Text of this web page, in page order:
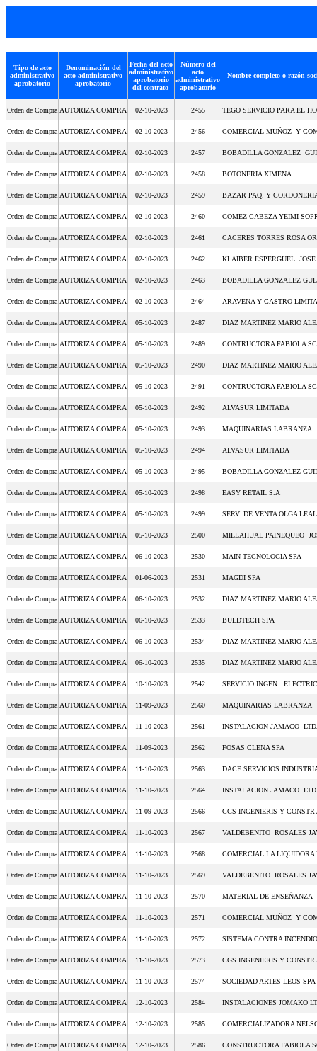
Tipo de acto
administrativo
aprobatorio
Denominación del
acto administrativo
aprobatorio
Fecha del acto
administrativo
aprobatorio
del contrato
Número del
acto
administrativo
aprobatorio
Nombre completo o razón
Orden de Compra AUTORIZA COMPRA 02-10-2023 2455 TEGO SERVICIO PARA EL
Orden de Compra AUTORIZA COMPRA 02-10-2023 2456 COMERCIAL MUÑOZ Y
Orden de Compra AUTORIZA COMPRA 02-10-2023 2457 BOBADILLA GONZALEZ
Orden de Compra AUTORIZA COMPRA 02-10-2023 2458 BOTONERIA XIMENA
Orden de Compra AUTORIZA COMPRA 02-10-2023 2459 BAZAR PAQ. Y
Orden de Compra AUTORIZA COMPRA 02-10-2023 2460 GOMEZ CABEZA YEIMI
Orden de Compra AUTORIZA COMPRA 02-10-2023 2461 CACERES TORRES ROSA
Orden de Compra AUTORIZA COMPRA 02-10-2023 2462 KLAIBER ESPERGUEL
Orden de Compra AUTORIZA COMPRA 02-10-2023 2463 BOBADILLA GONZALEZ
Orden de Compra AUTORIZA COMPRA 02-10-2023 2464 ARAVENA Y CASTRO
Orden de Compra AUTORIZA COMPRA 05-10-2023 2487 DIAZ MARTINEZ MARIO
Orden de Compra AUTORIZA COMPRA 05-10-2023 2489 CONTRUCTORA FABIOLA
Orden de Compra AUTORIZA COMPRA 05-10-2023 2490 DIAZ MARTINEZ MARIO
Orden de Compra AUTORIZA COMPRA 05-10-2023 2491 CONTRUCTORA FABIOLA
Orden de Compra AUTORIZA COMPRA 05-10-2023 2492 ALVASUR LIMITADA
Orden de Compra AUTORIZA COMPRA 05-10-2023 2493 MAQUINARIAS LABRANZA
Orden de Compra AUTORIZA COMPRA 05-10-2023 2494 ALVASUR LIMITADA
Orden de Compra AUTORIZA COMPRA 05-10-2023 2495 BOBADILLA GONZALEZ
Orden de Compra AUTORIZA COMPRA 05-10-2023 2498 EASY RETAIL S.A
Orden de Compra AUTORIZA COMPRA 05-10-2023 2499 SERV. DE VENTA OLGA
Orden de Compra AUTORIZA COMPRA 05-10-2023 2500 MILLAHUAL PAINEQUEO
Orden de Compra AUTORIZA COMPRA 06-10-2023 2530 MAIN TECNOLOGIA SPA
Orden de Compra AUTORIZA COMPRA 01-06-2023 2531 MAGDI SPA
Orden de Compra AUTORIZA COMPRA 06-10-2023 2532 DIAZ MARTINEZ MARIO
Orden de Compra AUTORIZA COMPRA 06-10-2023 2533 BULDTECH SPA
Orden de Compra AUTORIZA COMPRA 06-10-2023 2534 DIAZ MARTINEZ MARIO
Orden de Compra AUTORIZA COMPRA 06-10-2023 2535 DIAZ MARTINEZ MARIO
Orden de Compra AUTORIZA COMPRA 10-10-2023 2542 SERVICIO INGEN.
Orden de Compra AUTORIZA COMPRA 11-09-2023 2560 MAQUINARIAS LABRANZA
Orden de Compra AUTORIZA COMPRA 11-10-2023 2561 INSTALACION JAMACO
Orden de Compra AUTORIZA COMPRA 11-09-2023 2562 FOSAS CLENA SPA
Orden de Compra AUTORIZA COMPRA 11-10-2023 2563 DACE SERVICIOS
Orden de Compra AUTORIZA COMPRA 11-10-2023 2564 INSTALACION JAMACO
Orden de Compra AUTORIZA COMPRA 11-09-2023 2566 CGS INGENIERIS Y
Orden de Compra AUTORIZA COMPRA 11-10-2023 2567 VALDEBENITO ROSALES
Orden de Compra AUTORIZA COMPRA 11-10-2023 2568 COMERCIAL LA LIQUIDORA
Orden de Compra AUTORIZA COMPRA 11-10-2023 2569 VALDEBENITO ROSALES
Orden de Compra AUTORIZA COMPRA 11-10-2023 2570 MATERIAL DE ENSEÑANZA
Orden de Compra AUTORIZA COMPRA 11-10-2023 2571 COMERCIAL MUÑOZ Y
Orden de Compra AUTORIZA COMPRA 11-10-2023 2572 SISTEMA CONTRA
Orden de Compra AUTORIZA COMPRA 11-10-2023 2573 CGS INGENIERIS Y
Orden de Compra AUTORIZA COMPRA 11-10-2023 2574 SOCIEDAD ARTES LEOS SPA
Orden de Compra AUTORIZA COMPRA 12-10-2023 2584 INSTALACIONES JOMAKO
Orden de Compra AUTORIZA COMPRA 12-10-2023 2585 COMERCIALIZADORA
Orden de Compra AUTORIZA COMPRA 12-10-2023 2586 CONSTRUCTORA FABIOLA